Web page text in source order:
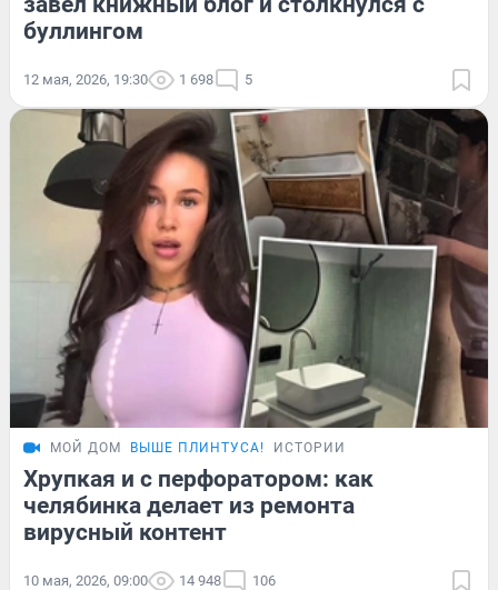
буллингом
12 мая, 2026, 19:30 1 698 5
МОЙ ДОМ ВЫШЕ ПЛИНТУСА! ИСТОРИИ
Хрупкая и с перфоратором: как
челябинка делает из ремонта
вирусный контент
10 мая, 2026, 09:00 14 948 106